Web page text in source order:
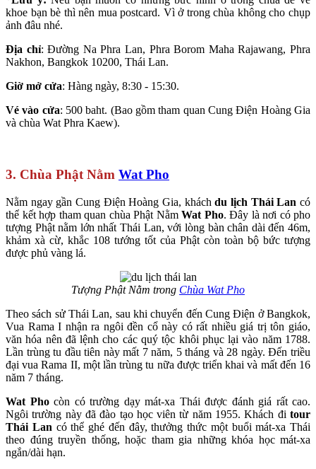
khoe bạn bè thì nên mua postcard. Vì ở trong chùa không cho chụp
ảnh đâu nhé.
Địa chỉ: Đường Na Phra Lan, Phra Borom Maha Rajawang, Phra
Nakhon, Bangkok 10200, Thái Lan.
Giờ mở cửa: Hàng ngày, 8:30 - 15:30.
Vé vào cửa: 500 baht. (Bao gồm tham quan Cung Điện Hoàng Gia
và chùa Wat Phra Kaew).
3. Chùa Phật Nằm Wat Pho
Nằm ngay gần Cung Điện Hoàng Gia, kháchdu lịch Thái Lan có
thể kết hợp tham quan chùa Phật Nằm Wat Pho. Đây là nơi có pho
tượng Phật nằm lớn nhất Thái Lan, với lòng bàn chân dài đến 46m,
khảm xà cừ, khắc 108 tướng tốt của Phật còn toàn bộ bức tượng
được phủ vàng lá.
Tượng Phật Nằm trong Chùa Wat Pho
Theo sách sử Thái Lan, sau khi chuyển đến Cung Điện ở Bangkok,
Vua Rama I nhận ra ngôi đền cổ này có rất nhiều giá trị tôn giáo,
văn hóa nên đã lệnh cho các quý tộc khôi phục lại vào năm 1788.
Lần trùng tu đầu tiên này mất 7 năm, 5 tháng và 28 ngày. Đến triều
đại vua Rama II, một lần trùng tu nữa được triển khai và mất đến 16
năm 7 tháng.
Wat Pho còn có trường dạy mát-xa Thái được đánh giá rất cao.
Ngôi trường này đã đào tạo học viên từ năm 1955. Khách đi tour
Thái Lan có thể ghé đến đây, thưởng thức một buổi mát-xa Thái
theo đúng truyền thống, hoặc tham gia những khóa học mát-xa
ngắn/dài hạn.